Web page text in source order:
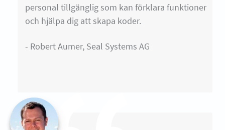
personal tillgänglig som kan förklara funktioner
och hjälpa dig att skapa koder.
- Robert Aumer, Seal Systems AG